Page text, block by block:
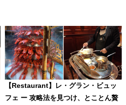
【Restaurant】レ・グラン・ビュッ
フェ ー 攻略法を見つけ、とことん贅